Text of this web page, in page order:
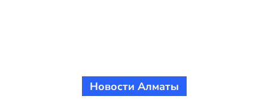
Новости Алматы